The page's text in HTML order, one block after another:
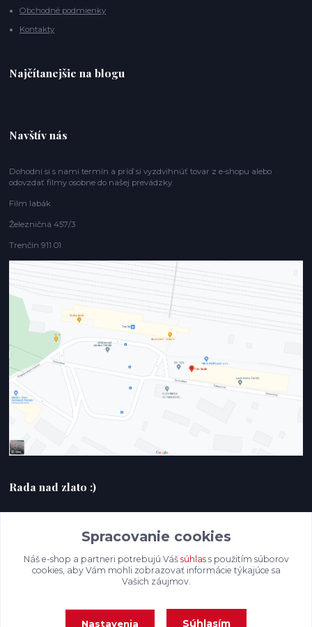
Obchodné podmienky
Kontakty
Najčítanejšie na blogu
Navštív nás
Dohodni si s nami termín a príď si vyzdvihnúť tovar z e-shopu alebo
odovzdať filmy osobne do našej prevádzky.
Film labák
Železničná 457/3
Trenčín 911 01
Rada nad zlato :)
filmlabak@gmail.com
Spracovanie cookies
Náš e-shop a partneri potrebujú Váš súhlass použitím súborov
cookies, aby Vám mohli zobrazovať informácie týkajúce sa
Vašich záujmov.
Nastavenia Súhlasím